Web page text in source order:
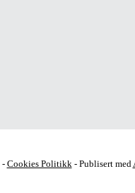
- Cookies Politikk - Publisert med